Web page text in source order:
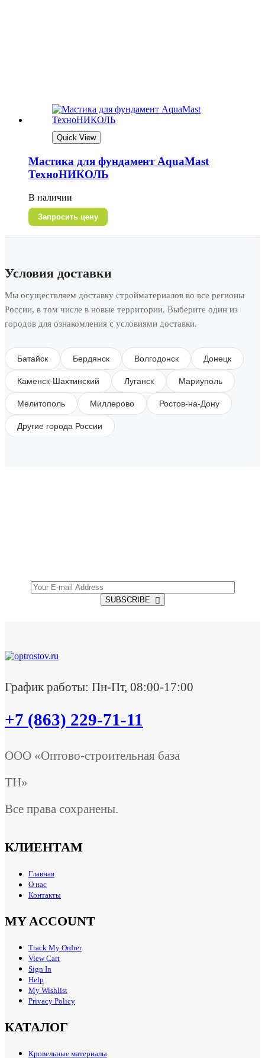
Quick View
Мастика для фундамент AquaMast
ТехноНИКОЛЬ
В наличии
Запросить цену
Условия доставки
Мы осуществляем доставку стройматериалов во все регионы
России, в том числе в новые территории. Выберите один из
городов для ознакомления с условиями доставки.
Батайск Бердянск Волгодонск Донецк
Каменск-Шахтинский Луганск Мариуполь
Мелитополь Миллерово Ростов-на-Дону
Другие города России
SUBSCRIBE
График работы: Пн-Пт, 08:00-17:00
+7 (863) 229-71-11
ООО «Оптово-строительная база
ТН»
Все права сохранены.
КЛИЕНТАМ
Главная
О нас
Контакты
MY ACCOUNT
Track My Ordrer
View Cart
Sign In
Help
My Wishlist
Privacy Policy
КАТАЛОГ
Кровельные материалы